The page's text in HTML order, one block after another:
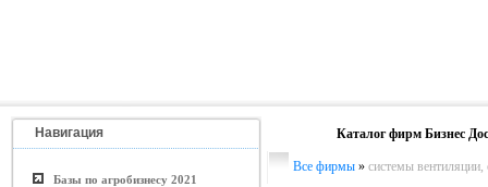
Навигация
Базы по агробизнесу 2021
Каталог фирм Бизнес
Все фирмы » системы